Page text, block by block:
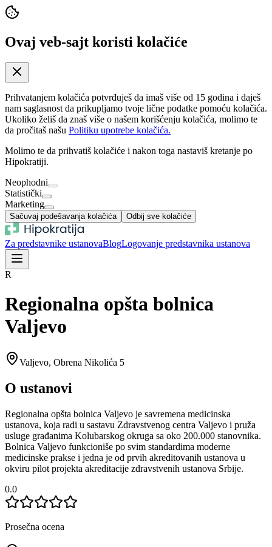
Ovaj veb-sajt koristi kolačiće
Prihvatanjem kolačića potvrđuješ da imaš više od 15 godina i daješ
nam saglasnost da prikupljamo tvoje lične podatke pomoću kolačića.
Ukoliko želiš da znaš više o našem korišćenju kolačića, molimo te
da pročitaš našu Politiku upotrebe kolačića.
Molimo te da prihvatiš kolačiće i nakon toga nastaviš kretanje po
Hipokratiji.
Neophodni
Statistički
Marketing
Sačuvaj podešavanja kolačića Odbij sve kolačiće
Za predstavnike ustanovaBlogLogovanje predstavnika ustanova
R
Regionalna opšta bolnica
Valjevo
Valjevo, Obrena Nikolića 5
O ustanovi
Regionalna opšta bolnica Valjevo je savremena medicinska
ustanova, koja radi u sastavu Zdravstvenog centra Valjevo i pruža
usluge građanima Kolubarskog okruga sa oko 200.000 stanovnika.
Bolnica Valjevo funkcioniše po svim standardima moderne
medicinske prakse i jedna je od prvih akreditovanih ustanova u
okviru pilot projekta akreditacije zdravstvenih ustanova Srbije.
0.0
Prosečna ocena